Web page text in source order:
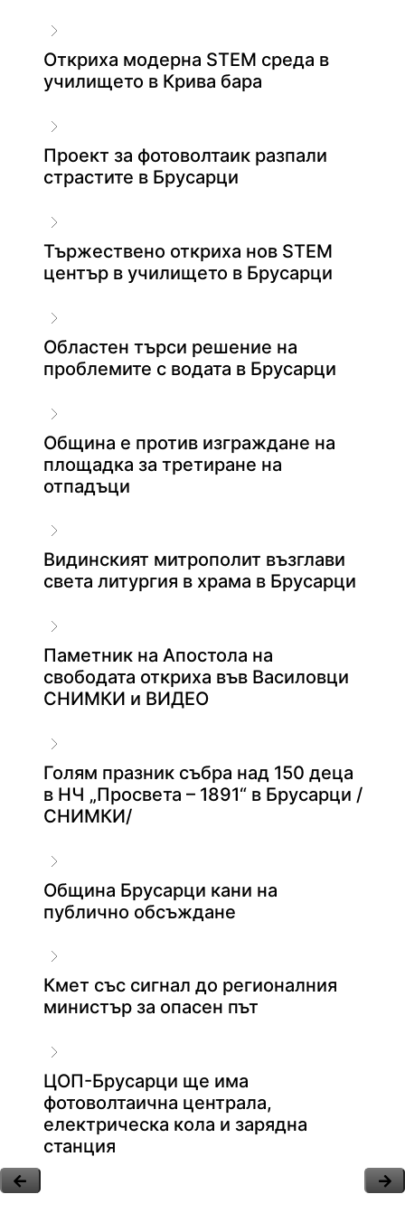
Откриха модерна STEM среда в
училището в Крива бара
Проект за фотоволтаик разпали
страстите в Брусарци
Тържествено откриха нов STEM
център в училището в Брусарци
Областен търси решение на
проблемите с водата в Брусарци
Община е против изграждане на
площадка за третиране на
отпадъци
Видинският митрополит възглави
света литургия в храма в Брусарци
Паметник на Апостола на
свободата откриха във Василовци
СНИМКИ и ВИДЕО
Голям празник събра над 150 деца
в НЧ „Просвета – 1891“ в Брусарци /
СНИМКИ/
Община Брусарци кани на
публично обсъждане
Кмет със сигнал до регионалния
министър за опасен път
ЦОП-Брусарци ще има
фотоволтаична централа,
електрическа кола и зарядна
станция